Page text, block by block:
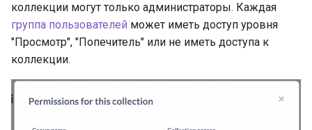
коллекции могут только администраторы. Каждая
группа пользователей может иметь доступ уровня
"Просмотр", "Попечитель" или не иметь доступа к
коллекции.